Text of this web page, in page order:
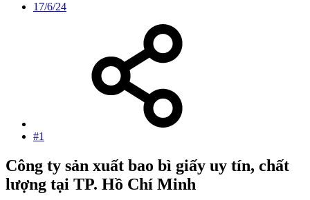
17/6/24
#1
Công ty sản xuất bao bì giấy uy tín, chất
lượng tại TP. Hồ Chí Minh